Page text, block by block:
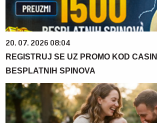
20. 07. 2026 08:04
REGISTRUJ SE UZ PROMO KOD
BESPLATNIH SPINOVA